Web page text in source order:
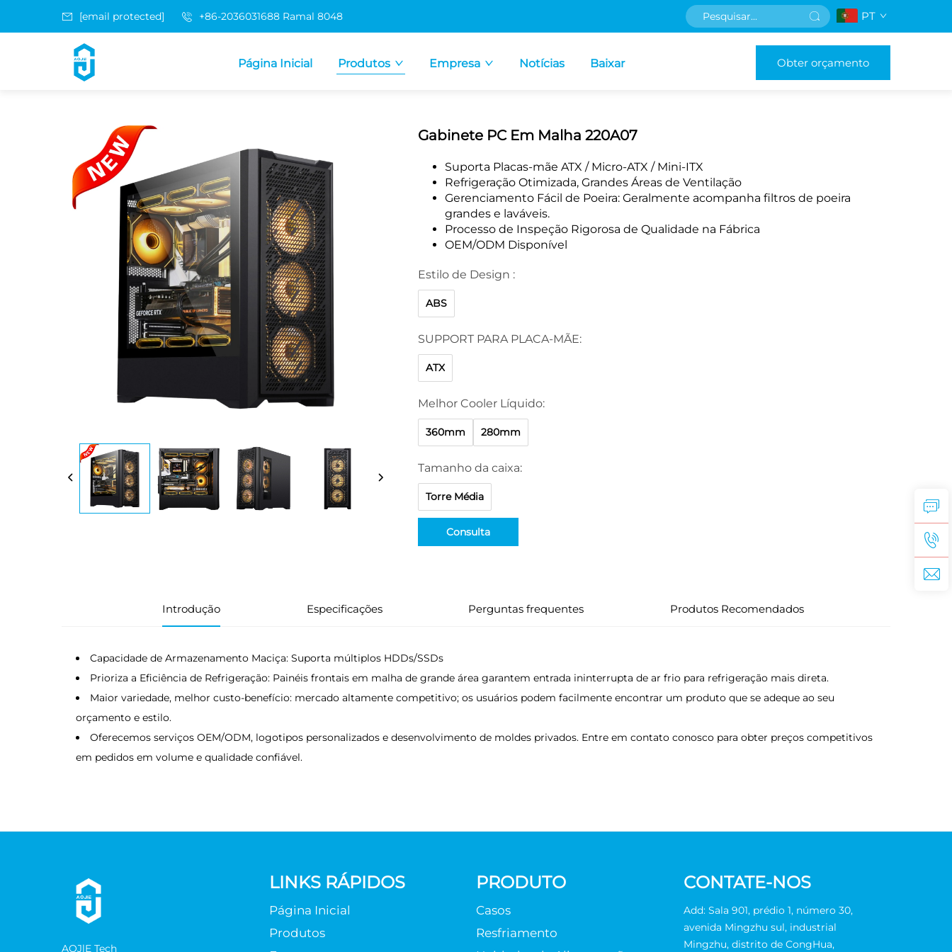
[email protected] +86-2036031688 Ramal 8048 PT
Página Inicial Produtos Empresa Notícias Baixar Obter orçamento
Gabinete PC Em Malha 220A07
Suporta Placas-mãe ATX / Micro-ATX / Mini-ITX
Refrigeração Otimizada, Grandes Áreas de Ventilação
Gerenciamento Fácil de Poeira: Geralmente acompanha filtros de poeira
grandes e laváveis.
Processo de Inspeção Rigorosa de Qualidade na Fábrica
OEM/ODM Disponível
Estilo de Design :
ABS
SUPPORT PARA PLACA-MÃE:
ATX
Melhor Cooler Líquido:
360mm 280mm
Tamanho da caixa:
Torre Média
Consulta
Introdução Especificações Perguntas frequentes Produtos Recomendados
Capacidade de Armazenamento Maciça: Suporta múltiplos HDDs/SSDs
Prioriza a Eficiência de Refrigeração: Painéis frontais em malha de grande área garantem entrada ininterrupta de ar frio para refrigeração mais direta.
Maior variedade, melhor custo-benefício: mercado altamente competitivo; os usuários podem facilmente encontrar um produto que se adeque ao seu
orçamento e estilo.
Oferecemos serviços OEM/ODM, logotipos personalizados e desenvolvimento de moldes privados. Entre em contato conosco para obter preços competitivos
em pedidos em volume e qualidade confiável.
AOJlE Tech
LINKS RÁPIDOS
Página Inicial
Produtos
PRODUTO
Casos
Resfriamento
CONTATE-NOS
Add: Sala 901, prédio 1, número 30,
avenida Mingzhu sul, industrial
Mingzhu, distrito de CongHua,